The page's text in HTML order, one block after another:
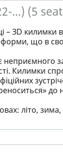
...) (5
килимки
що в
літо,